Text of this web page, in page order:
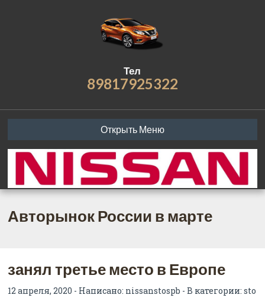
Тел
89817925322
Открыть Меню
Авторынок России в марте
занял третье место в Европе
12 апреля, 2020 - Написано: nissanstospb - В категории:sto